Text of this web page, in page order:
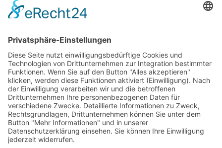
Ansprechpartner
Sekretariat
Verband elektronische Rechnung (VeR)
Schackstraße 2
80539 München
+49 (0)89 954 57 54 68 (Mo-Do)
sekretariat@verband-e-rechnung.org
Jetzt
Mitglied
werden